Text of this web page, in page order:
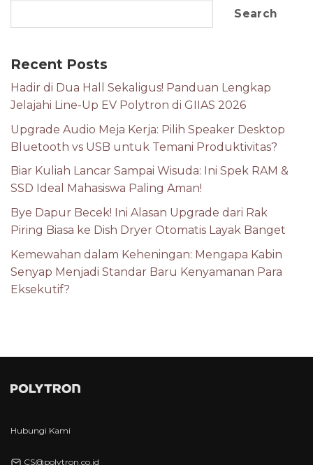
Search
Recent Posts
Hadir di Dua Hall Sekaligus! Panduan Lengkap
Jelajahi Line-Up EV Polytron di GIIAS 2026
Upgrade Audio Meja Kerja: Pilih Speaker Desktop
Bluetooth vs USB untuk Temani Produktivitas?
Biar Kuliah Lancar Sampai Wisuda: Ini Spek RAM &
SSD Ideal Mahasiswa Paling Aman!
Bye Dapur Becek! Ini Alasan Upgrade dari Rak
Piring Biasa ke Dish Dryer Otomatis Layak Banget
Kemewahan dalam Keheningan: Mengapa Kabin
Senyap Menjadi Standar Baru Kenyamanan Para
Eksekutif?
Hubungi Kami
CS@polytron.co.id